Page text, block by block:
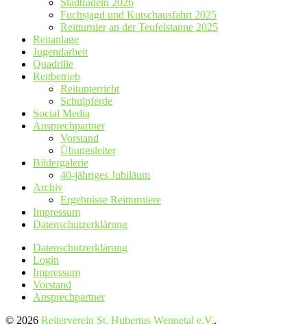
Fuchsjagd und Kutschausfahrt 2025
Reitturnier an der Teufelstanne 2025
Reitanlage
Jugendarbeit
Quadrille
Reitbetrieb
Reitunterricht
Schulpferde
Social Media
Ansprechpartner
Vorstand
Übungsleiter
Bildergalerie
40-jähriges Jubiläum
Archiv
Ergebnisse Reitturniere
Impressum
Datenschutz­erklärung
Datenschutz­erklärung
Login
Impressum
Vorstand
Ansprechpartner
© 2026 Reiterverein St. Hubertus Wennetal e.V..